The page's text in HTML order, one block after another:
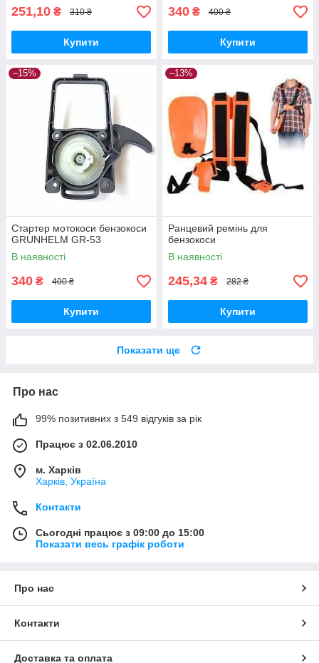
251,10 ₴ 310 ₴
Купити
340 ₴ 400 ₴
Купити
–15%
Стартер мотокоси бензокоси
GRUNHELM GR-53
В наявності
340 ₴ 400 ₴
Купити
–13%
Ранцевий ремінь для
бензокоси
В наявності
245,34 ₴ 282 ₴
Купити
Показати ще
Про нас
99% позитивних з 549 відгуків за рік
Працює з 02.06.2010
м. Харків
Харків, Україна
Контакти
Сьогодні працює з 09:00 до 15:00
Показати весь графік роботи
Про нас
Контакти
Доставка та оплата